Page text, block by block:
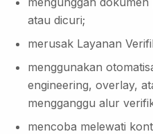
atau dicuri;
merusak Layanan
menggunakan
engineering, overlay,
mengganggu alur
mencoba melewati